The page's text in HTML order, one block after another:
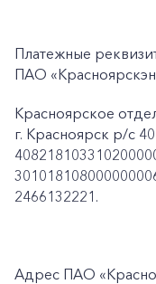
Платежные
ПАО
Красноярское
г. Красноярск p/c
2466132221.
Адрес ПАО